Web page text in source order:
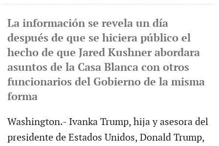
La información se revela un día
después de que se hiciera público el
hecho de que Jared Kushner abordara
asuntos de la Casa Blanca con otros
funcionarios del Gobierno de la misma
forma
Washington.- Ivanka Trump, hija y asesora del
presidente de Estados Unidos, Donald Trump,